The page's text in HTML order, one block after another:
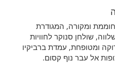
ומקורה, המגודרת
שולחן סנוקר לחוויות
ומטופחת, עמדת ברביקיו
אל עבר נוף קסום.